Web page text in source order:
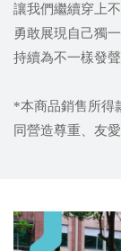
讓我們繼續穿上
勇敢展現自己獨
持續為不一樣發
*本商品銷售所得
同營造尊重、友